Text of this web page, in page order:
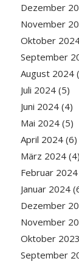
Dezember
November
Oktober
September
August 2024
Juli 2024(5)
Juni 2024(4)
Mai 2024(5)
April 2024(6)
März 2024(4)
Februar 2024
Januar 2024
Dezember
November
Oktober 2023
September